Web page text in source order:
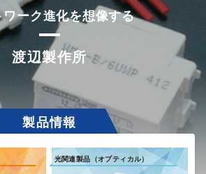
ワーク進化を想像する
渡辺製作所
光関連製品（オプティカル）